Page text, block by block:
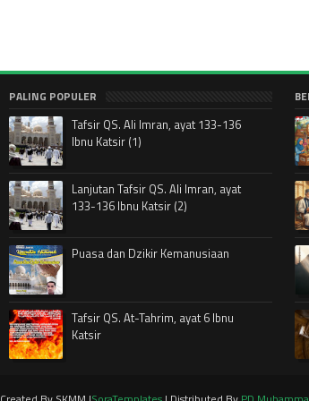
PALING POPULER
Tafsir QS. Ali Imran, ayat 133-136
Ibnu Katsir (1)
Lanjutan Tafsir QS. Ali Imran, ayat
133-136 Ibnu Katsir (2)
Puasa dan Dzikir Kemanusiaan
Tafsir QS. At-Tahrim, ayat 6 Ibnu
Katsir